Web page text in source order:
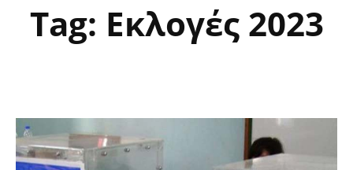
Tag: Εκλογές 2023